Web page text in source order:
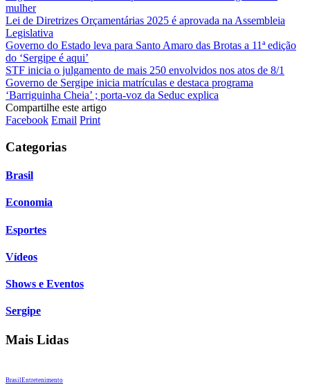
mulher
Lei de Diretrizes Orçamentárias 2025 é aprovada na Assembleia
Legislativa
Governo do Estado leva para Santo Amaro das Brotas a 11ª edição
do ‘Sergipe é aqui’
STF inicia o julgamento de mais 250 envolvidos nos atos de 8/1
Governo de Sergipe inicia matrículas e destaca programa
‘Barriguinha Cheia’ ; porta-voz da Seduc explica
Compartilhe este artigo
Facebook Email Print
Categorias
Brasil
Economia
Esportes
Vídeos
Shows e Eventos
Sergipe
Mais Lidas
BrasilEntretenimento